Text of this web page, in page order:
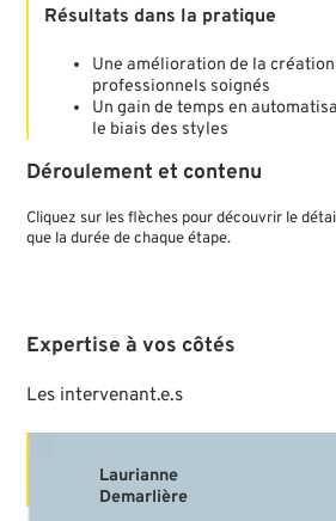
Résultats dans la pratique
Une amélioration de la
professionnels soignés
Un gain de temps en
le biais des styles
Déroulement et contenu
Cliquez sur les flèches pour découvrir le
que la durée de chaque étape.
Expertise à vos côtés
Les intervenant.e.s
Laurianne
Demarlière